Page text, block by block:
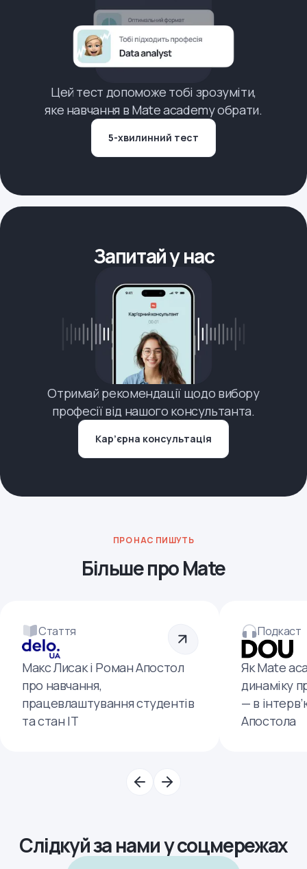
Цей тест допоможе тобі зрозуміти,
яке навчання в Mate academy обрати.
5-хвилинний тест
Запитай у нас
Отримай рекомендації щодо вибору
професії від нашого консультанта.
Кар’єрна консультація
ПРО НАС ПИШУТЬ
Більше про Mate
Стаття
Макс Лисак і Роман Апостол
про навчання,
працевлаштування студентів
та стан ІТ
Подкаст
Як Mate
динаміку
— в
Апостола
Слідкуй за нами у соцмережах